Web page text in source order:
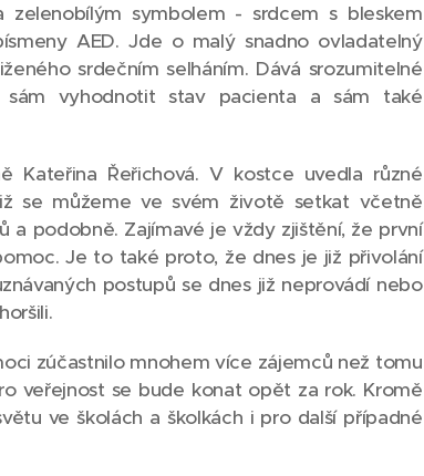
symbolem - srdcem s bleskem
AED. Jde o malý snadno ovladatelný
srdečním selháním. Dává srozumitelné
vyhodnotit stav pacienta a sám také
Kateřina Řeřichová. V kostce uvedla různé
se můžeme ve svém životě setkat včetně
a podobně. Zajímavé je vždy zjištění, že první
Je to také proto, že dnes je již přivolání
postupů se dnes již neprovádí nebo
zúčastnilo mnohem více zájemců než tomu
veřejnost se bude konat opět za rok. Kromě
ve školách a školkách i pro další případné